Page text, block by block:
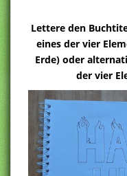
Lettere den
eines der vier
Erde) oder
der vier